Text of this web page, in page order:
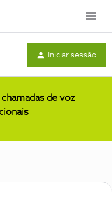
Menu
Iniciar sessão
de voz